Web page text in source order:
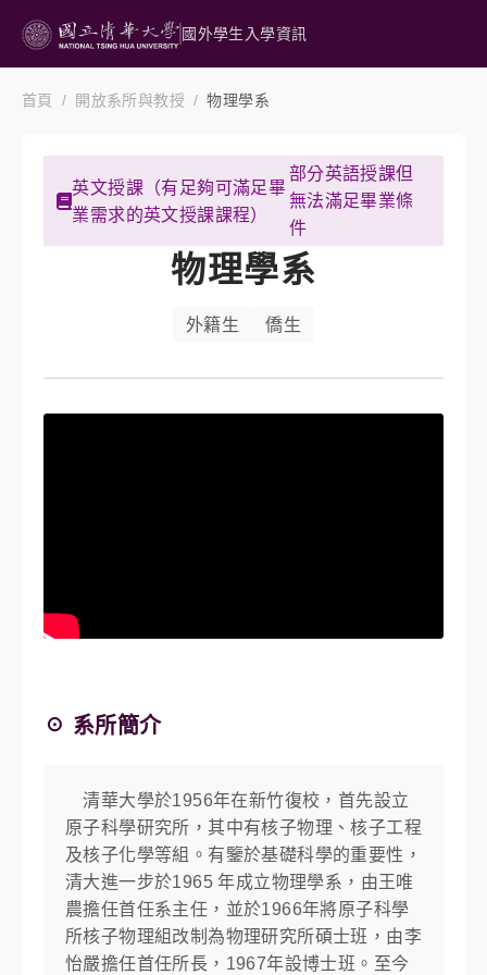
國外學生入學資訊
首頁 開放系所與教授 物理學系
英文授課（有足夠可滿足畢
業需求的英文授課課程）
部分英語授課但
無法滿足畢業條
件
物理學系
外籍生 僑生
☉ 系所簡介
清華大學於1956年在新竹復校，首先設立
原子科學研究所，其中有核子物理、核子工程
及核子化學等組。有鑒於基礎科學的重要性，
清大進一步於1965 年成立物理學系，由王唯
農擔任首任系主任，並於1966年將原子科學
所核子物理組改制為物理研究所碩士班，由李
怡嚴擔任首任所長，1967年設博士班。至今